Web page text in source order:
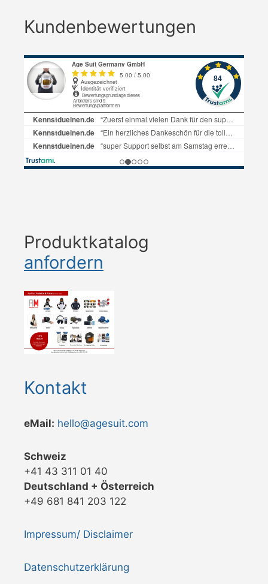
Kundenbewertungen
Produktkatalog
anfordern
Kontakt
eMail: hello@agesuit.com
Schweiz
+41 43 311 01 40
Deutschland + Österreich
+49 681 841 203 122
Impressum/ Disclaimer
Datenschutzerklärung